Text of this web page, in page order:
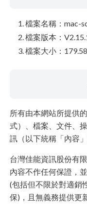
檔案名稱：mac-
檔案版本：
檔案大小：
所有由本網站所提供
式）、檔案、文件、
訊（以下統稱「內容」
台灣佳能資訊股份有
內容不作任何保證，
(包括但不限於對適銷
保)，且無義務提供更